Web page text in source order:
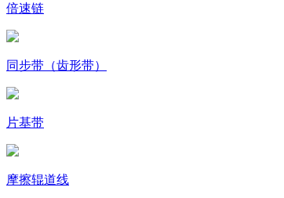
倍速链
同步带（齿形带）
片基带
摩擦辊道线